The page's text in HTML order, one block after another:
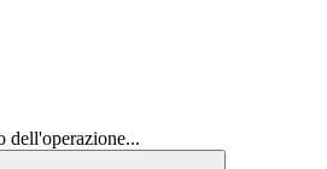
dell'operazione...